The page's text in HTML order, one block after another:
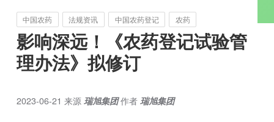
中国农药 法规资讯 中国农药登记 农药
影响深远！《农药登记试验管
理办法》拟修订
2023-06-21 来源 瑞旭集团 作者 瑞旭集团